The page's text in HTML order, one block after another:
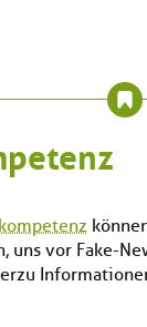
uns vor Fake-